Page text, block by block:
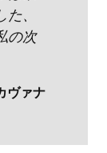
、
の次
ヴァナ